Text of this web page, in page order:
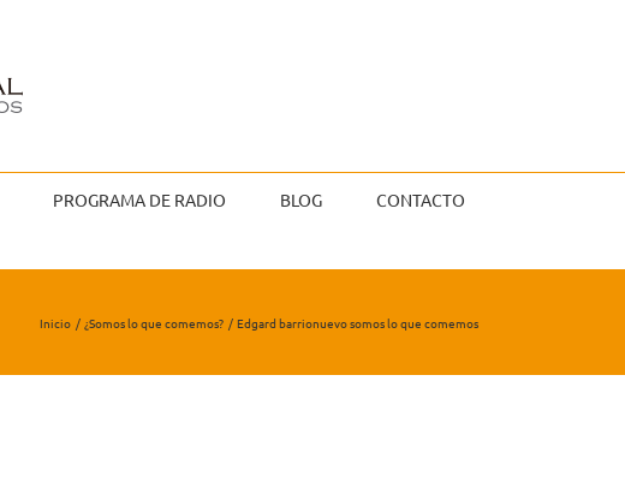
PROGRAMA DE RADIO BLOG CONTACTO
Inicio ¿Somos lo que comemos? Edgard barrionuevo somos lo que comemos